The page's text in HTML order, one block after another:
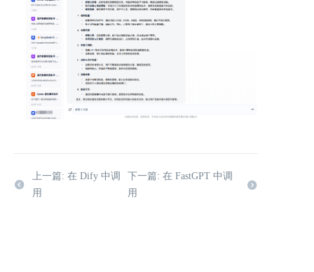
上一篇: 在 Dify 中调
用
下一篇: 在 FastGPT 中调
用